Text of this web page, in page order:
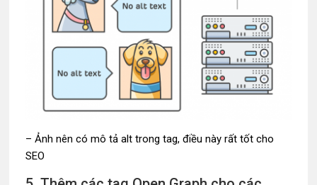
– Ảnh nên có mô tả alt trong tag, điều này rất tốt cho
SEO